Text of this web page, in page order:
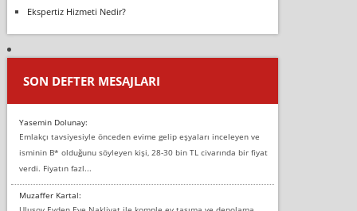
Ekspertiz Hizmeti Nedir?
SON DEFTER MESAJLARI
Yasemin Dolunay:
Emlakçı tavsiyesiyle önceden evime gelip eşyaları inceleyen ve
isminin B* olduğunu söyleyen kişi, 28-30 bin TL civarında bir fiyat
verdi. Fiyatın fazl...
Muzaffer Kartal: